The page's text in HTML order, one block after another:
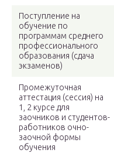
Поступление на
обучение по
программам среднего
профессионального
образования (сдача
экзаменов)
Промежуточная
аттестация (сессия) на
1, 2 курсе для
заочников и студентов-
работников очно-
заочной формы
обучения